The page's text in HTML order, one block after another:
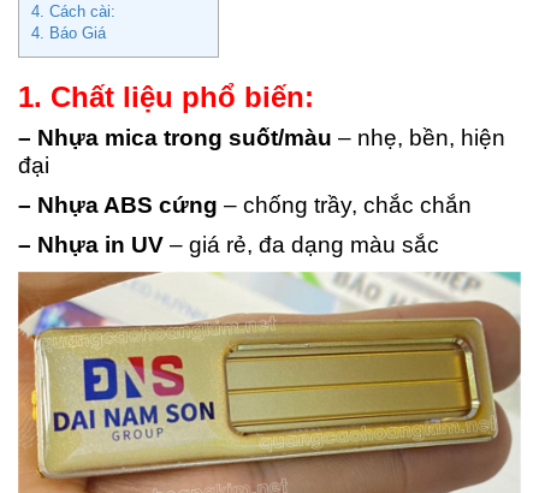
4. Cách cài:
4. Báo Giá
1. Chất liệu phổ biến:
– Nhựa mica trong suốt/màu – nhẹ, bền, hiện
đại
– Nhựa ABS cứng – chống trầy, chắc chắn
– Nhựa in UV – giá rẻ, đa dạng màu sắc